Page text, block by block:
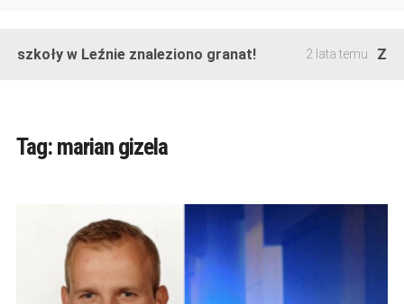
szkoły w Leźnie znaleziono granat! 2 lata temu
Tag: marian gizela